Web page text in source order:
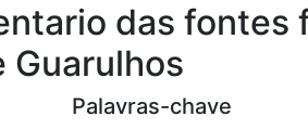
das
Palavras-chave